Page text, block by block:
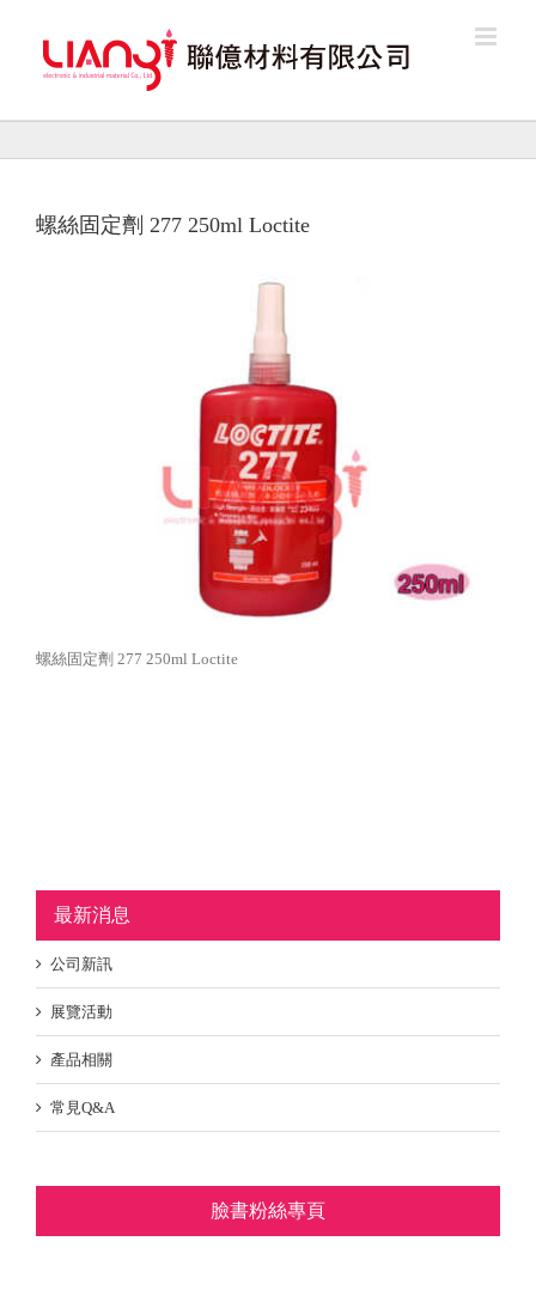
content
螺絲固定劑 277 250ml Loctite
螺絲固定劑 277 250ml Loctite
最新消息
公司新訊
展覽活動
產品相關
常見Q&A
臉書粉絲專頁